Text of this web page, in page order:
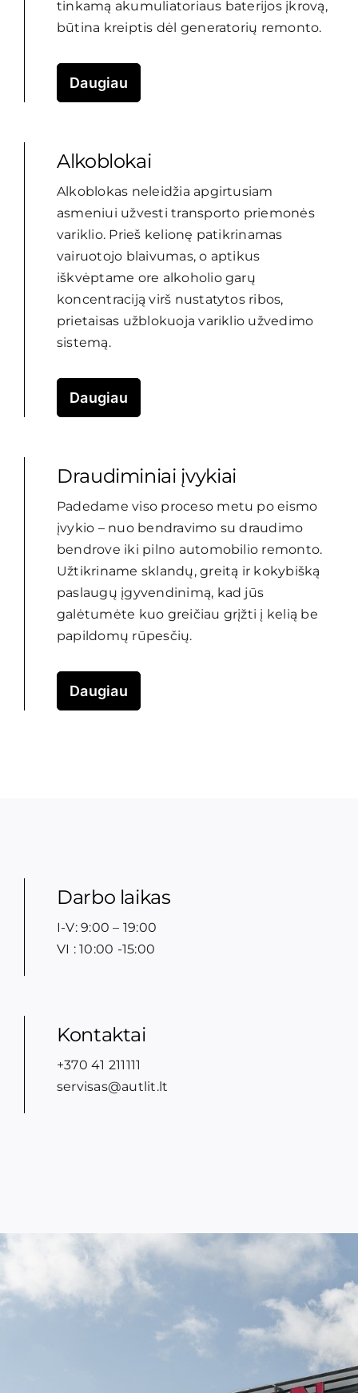
tinkamą akumuliatoriaus baterijos įkrovą,
būtina kreiptis dėl generatorių remonto.
Daugiau
Alkoblokai
Alkoblokas neleidžia apgirtusiam
asmeniui užvesti transporto priemonės
variklio. Prieš kelionę patikrinamas
vairuotojo blaivumas, o aptikus
iškvėptame ore alkoholio garų
koncentraciją virš nustatytos ribos,
prietaisas užblokuoja variklio užvedimo
sistemą.
Daugiau
Draudiminiai įvykiai
Padedame viso proceso metu po eismo
įvykio – nuo bendravimo su draudimo
bendrove iki pilno automobilio remonto.
Užtikriname sklandų, greitą ir kokybišką
paslaugų įgyvendinimą, kad jūs
galėtumėte kuo greičiau grįžti į kelią be
papildomų rūpesčių.
Daugiau
Darbo laikas
I-V: 9:00 – 19:00
VI : 10:00 -15:00
Kontaktai
+370 41 211111
servisas@autlit.lt